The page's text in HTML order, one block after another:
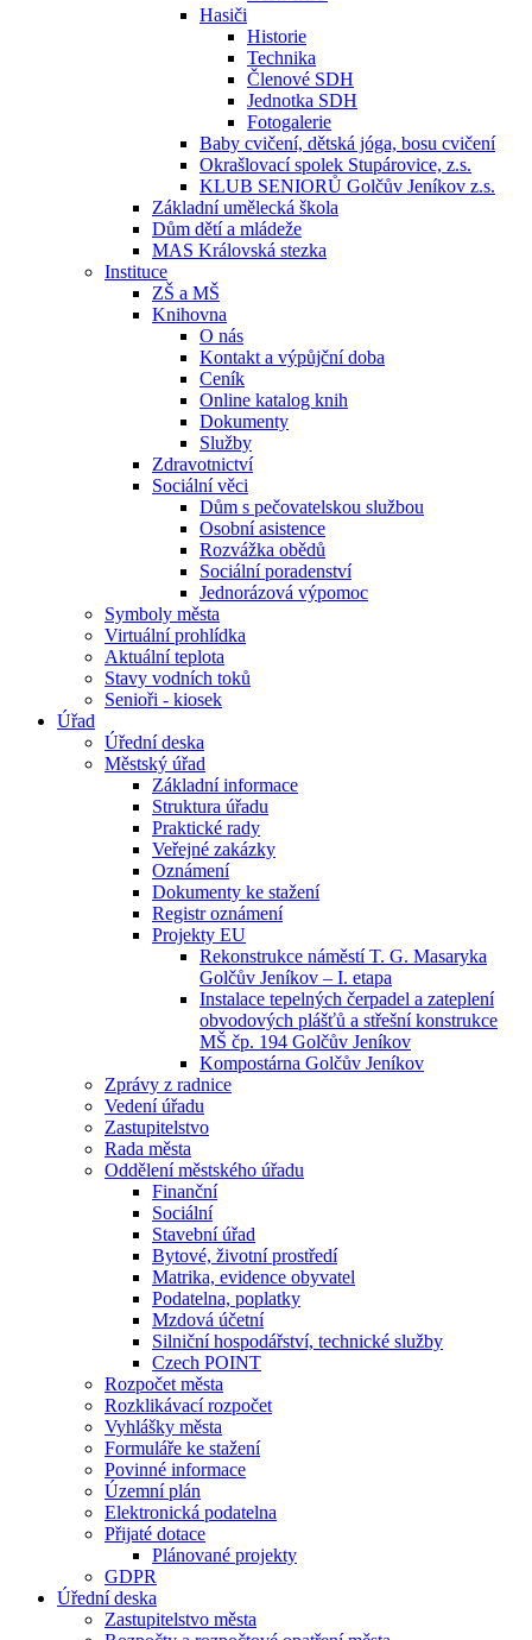
Hasiči
Historie
Technika
Členové SDH
Jednotka SDH
Fotogalerie
Baby cvičení, dětská jóga, bosu cvičení
Okrašlovací spolek Stupárovice, z.s.
KLUB SENIORŮ Golčův Jeníkov z.s.
Základní umělecká škola
Dům dětí a mládeže
MAS Královská stezka
Instituce
ZŠ a MŠ
Knihovna
O nás
Kontakt a výpůjční doba
Ceník
Online katalog knih
Dokumenty
Služby
Zdravotnictví
Sociální věci
Dům s pečovatelskou službou
Osobní asistence
Rozvážka obědů
Sociální poradenství
Jednorázová výpomoc
Symboly města
Virtuální prohlídka
Aktuální teplota
Stavy vodních toků
Senioři - kiosek
Úřad
Úřední deska
Městský úřad
Základní informace
Struktura úřadu
Praktické rady
Veřejné zakázky
Oznámení
Dokumenty ke stažení
Registr oznámení
Projekty EU
Rekonstrukce náměstí T. G. Masaryka
Golčův Jeníkov – I. etapa
Instalace tepelných čerpadel a zateplení
obvodových plášťů a střešní konstrukce
MŠ čp. 194 Golčův Jeníkov
Kompostárna Golčův Jeníkov
Zprávy z radnice
Vedení úřadu
Zastupitelstvo
Rada města
Oddělení městského úřadu
Finanční
Sociální
Stavební úřad
Bytové, životní prostředí
Matrika, evidence obyvatel
Podatelna, poplatky
Mzdová účetní
Silniční hospodářství, technické služby
Czech POINT
Rozpočet města
Rozklikávací rozpočet
Vyhlášky města
Formuláře ke stažení
Povinné informace
Územní plán
Elektronická podatelna
Přijaté dotace
Plánované projekty
GDPR
Úřední deska
Zastupitelstvo města